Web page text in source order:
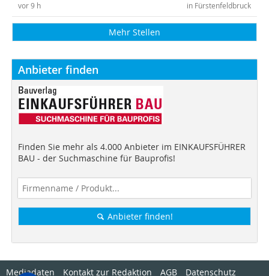
in Fürstenfeldbruck
vor 9 h
Mehr Stellen
Anbieter finden
Finden Sie mehr als 4.000 Anbieter im EINKAUFSFÜHRER
BAU - der Suchmaschine für Bauprofis!
Anbieter finden!
Mediadaten Kontakt zur Redaktion AGB Datenschutz